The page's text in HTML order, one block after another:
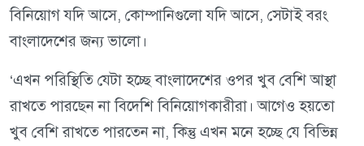
বিনিয়োগ যদি আসে, কোম্পানিগুলো যদি আসে, সেটাই বরং
বাংলাদেশের জন্য ভালো।
‘এখন পরিস্থিতি যেটা হচ্ছে বাংলাদেশের ওপর খুব বেশি আস্থা
রাখতে পারছেন না বিদেশি বিনিয়োগকারীরা। আগেও হয়তো
খুব বেশি রাখতে পারতেন না, কিন্তু এখন মনে হচ্ছে যে বিভিন্ন